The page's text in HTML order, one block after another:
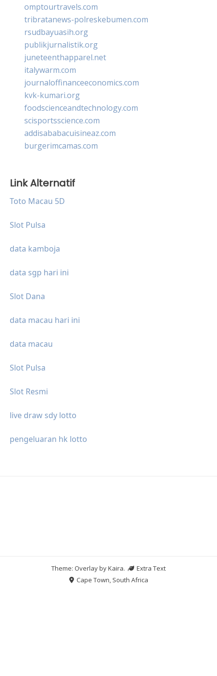
omptourtravels.com
tribratanews-polreskebumen.com
rsudbayuasih.org
publikjurnalistik.org
juneteenthapparel.net
italywarm.com
journaloffinanceeconomics.com
kvk-kumari.org
foodscienceandtechnology.com
scisportsscience.com
addisababacuisineaz.com
burgerimcamas.com
Link Alternatif
Toto Macau 5D
Slot Pulsa
data kamboja
data sgp hari ini
Slot Dana
data macau hari ini
data macau
Slot Pulsa
Slot Resmi
live draw sdy lotto
pengeluaran hk lotto
Theme: Overlay byKaira.
Extra Text
Cape Town, South Africa